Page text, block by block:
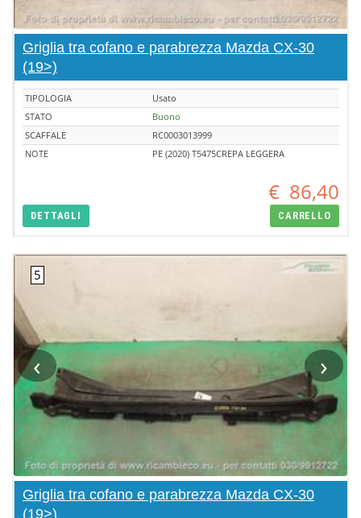
Griglia tra cofano e parabrezza Mazda CX-30
(19>)
TIPOLOGIA
Usato
STATO
Buono
SCAFFALE
RC0003013999
NOTE
PE (2020) T5475CREPA LEGGERA
€ 86,40
DETTAGLI CARRELLO
‹ ›
Griglia tra cofano e parabrezza Mazda CX-30
(19>)